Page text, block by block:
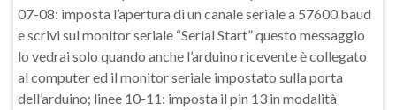
07-08: imposta l’apertura di un canale seriale a 57600 baud
e scrivi sul monitor seriale “Serial Start” questo messaggio
lo vedrai solo quando anche l’arduino ricevente è collegato
al computer ed il monitor seriale impostato sulla porta
dell’arduino; linee 10-11: imposta il pin 13 in modalità